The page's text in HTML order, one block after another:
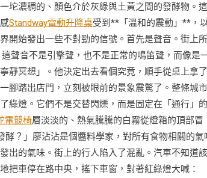
坨濃稠的、顏色介於灰綠與土黃之間的發酵物。
Standway電動升降桌受到**「溫和的震動」**，
開始發出一些不對勁的信號。首先是聲音。街上
聲音不是引擎聲，也不是正常的鳴笛聲，而像是
靜冥想」。他決定出去看個究竟，順手從桌上拿
腳踏出店門，立刻被眼前的景象震驚了。整條城
綠燈。它們不是交替閃爍，而是固定在「通行」
電競椅層淡淡的、熱氣騰騰的白霧從燈箱的頂部冒
？」廖沾沾是個醬料學家，對所有食物相關的氣
出的氣味。街上的行人陷入了混亂。汽車不知道
把車停在路中央，搖下車窗，對著紅綠燈大喊：